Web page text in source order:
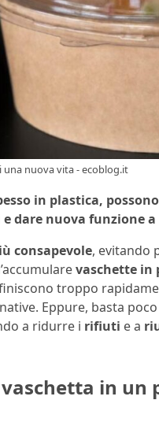
una nuova vita - ecoblog.it
in plastica,
dare nuova funzione
consapevole, evitando
vaschette in
troppo
Eppure, basta
a ridurre i rifiuti e a
in un